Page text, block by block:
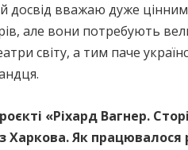
досвід вважаю дуже
але вони потребують
світу, а тим паче
«Ріхард Вагнер.
Харкова. Як працювалося